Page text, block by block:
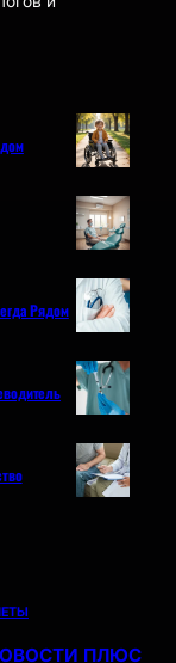
Рядом
ПЛЮС